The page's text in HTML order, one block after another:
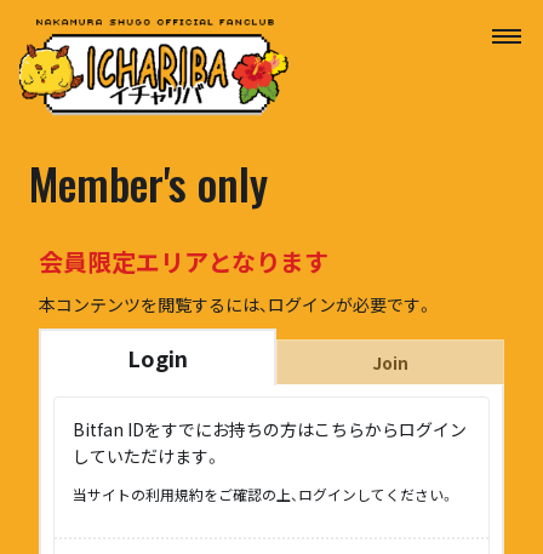
Member's only
会員限定エリアとなります
本コンテンツを閲覧するには、ログインが必要です。
Login Join
Bitfan IDをすでにお持ちの方はこちらからログイン
していただけます。
当サイトの利用規約をご確認の上、ログインしてください。